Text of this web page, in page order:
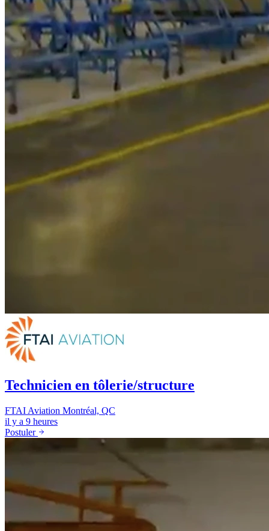
Technicien en tôlerie/structure
FTAI Aviation Montréal, QC
il y a 9 heures
Postuler